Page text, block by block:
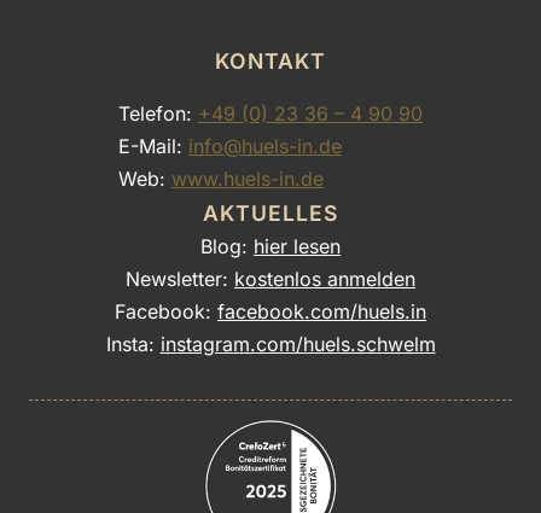
KONTAKT
Telefon: +49 (0) 23 36 – 4 90 90
E-Mail: info@huels-in.de
Web: www.huels-in.de
AKTUELLES
Blog: hier lesen
Newsletter: kostenlos anmelden
Facebook: facebook.com/huels.in
Insta: instagram.com/huels.schwelm